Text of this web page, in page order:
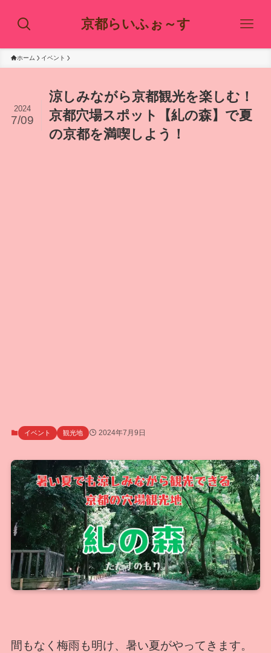
京都らいふぉ～す
ホーム イベント
涼しみながら京都観光を楽しむ！
京都穴場スポット【糺の森】で夏
の京都を満喫しよう！
2024
7/09
イベント 観光地 2024年7月9日
間もなく梅雨も明け、暑い夏がやってきます。